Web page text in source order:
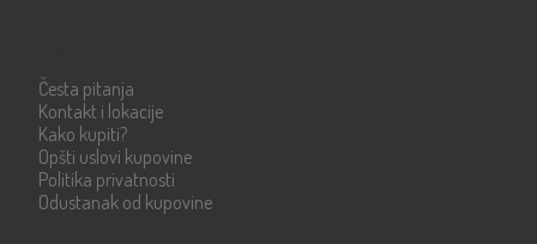
Česta pitanja
Kontakt i lokacije
Kako kupiti?
Opšti uslovi kupovine
Politika privatnosti
Odustanak od kupovine